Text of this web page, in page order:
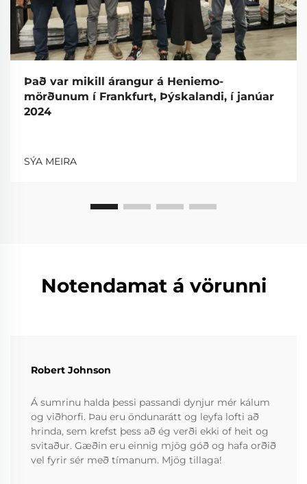
Það var mikill árangur á Heniemo-
mörðunum í Frankfurt, Þýskalandi, í janúar
2024
SÝA MEIRA
Notendamat á vörunni
Robert Johnson
Á sumrinu halda þessi passandi dynjur mér kálum
og viðhorfi. Þau eru öndunarátt og leyfa lofti að
hrinda, sem krefst þess að ég verði ekki of heit og
svitaður. Gæðin eru einnig mjög góð og hafa orðið
vel fyrir sér með tímanum. Mjög tillaga!